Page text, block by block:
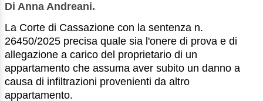
Di Anna Andreani.
La Corte di Cassazione con la sentenza n.
26450/2025 precisa quale sia l'onere di prova e di
allegazione a carico del proprietario di un
appartamento che assuma aver subito un danno a
causa di infiltrazioni provenienti da altro
appartamento.